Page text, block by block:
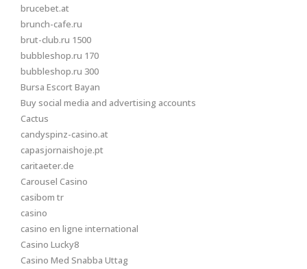
brucebet.at
brunch-cafe.ru
brut-club.ru 1500
bubbleshop.ru 170
bubbleshop.ru 300
Bursa Escort Bayan
Buy social media and advertising accounts
Cactus
candyspinz-casino.at
capasjornaishoje.pt
caritaeter.de
Carousel Casino
casibom tr
casino
casino en ligne international
Casino Lucky8
Casino Med Snabba Uttag